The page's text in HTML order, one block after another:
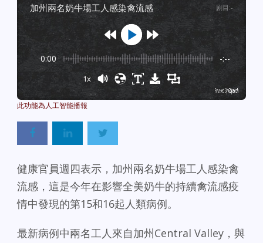
加州兩名奶牛場工人感染禽流感 剧目 :-
0:00 -:--
1x
GSpeech
健康官員週四表示，加州兩名奶牛場工人感染禽
流感，這是今年在影響全美奶牛的持續禽流感疫
情中發現的第15和16起人類病例。
最新病例中兩名工人來自加州Central Valley，與